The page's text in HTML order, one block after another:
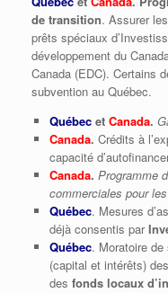
de transition. Assurer
prêts spéciaux
développement du
Canada (EDC). Certains
subvention au Québec.
Québecet Canada.
Canada. Crédits à
capacité
Canada. Programme
commerciales pour
Québec. Mesures
déjà consentis par
Québec. Moratoire de
(capital et intérêts)
des fonds locaux